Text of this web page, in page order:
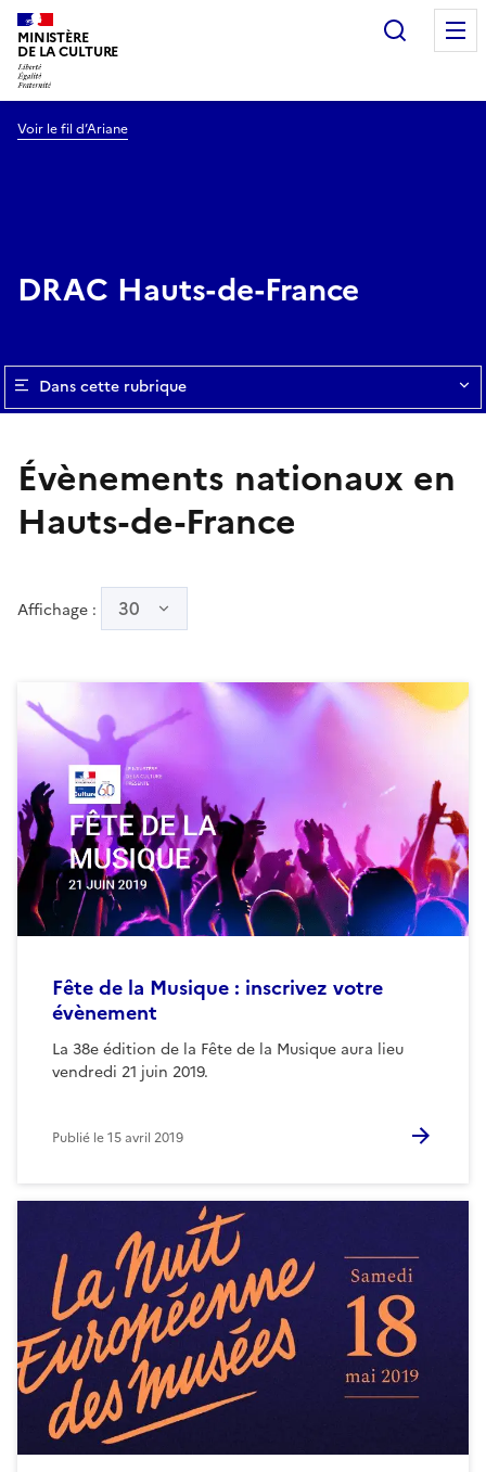
MINISTÈRE
DE LA CULTURE
Voir le fil d’Ariane
DRAC Hauts-de-France
Dans cette rubrique
Évènements nationaux en
Hauts-de-France
Affichage : 30
Fête de la Musique : inscrivez votre
évènement
La 38e édition de la Fête de la Musique aura lieu
vendredi 21 juin 2019.
Publié le15 avril 2019